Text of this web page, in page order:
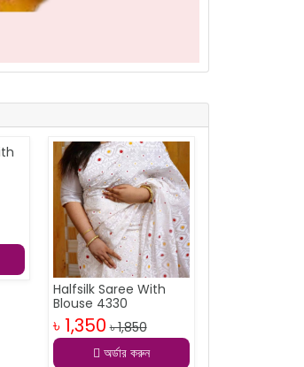
Halfsilk Saree With
Blouse 4330
৳ 1,350 ৳ 1,850
অর্ডার করুন